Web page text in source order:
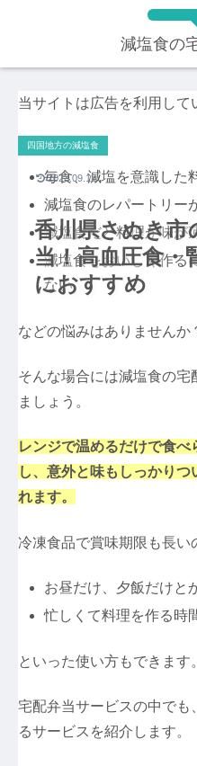
減塩食の
当サイトは広告を利用して
香川県さぬき市
当！高血圧食・
におすすめ
四国地方の減塩食
2023.09.12
毎食、減塩を意識した
減塩食のレパートリー
減塩食だと料理が味が
減塩食をおいしく作る
ない
などの悩みはありませんか
そんな場合には減塩食の
ましょう。
レンジで温めるだけで食
し、意外と味もしっかり
れます。
冷凍食品で賞味期限も長い
お昼だけ、夕飯だけと
忙しくて料理を作る時
といった使い方もできます。
宅配弁当サービスの中でも
るサービスを紹介します。